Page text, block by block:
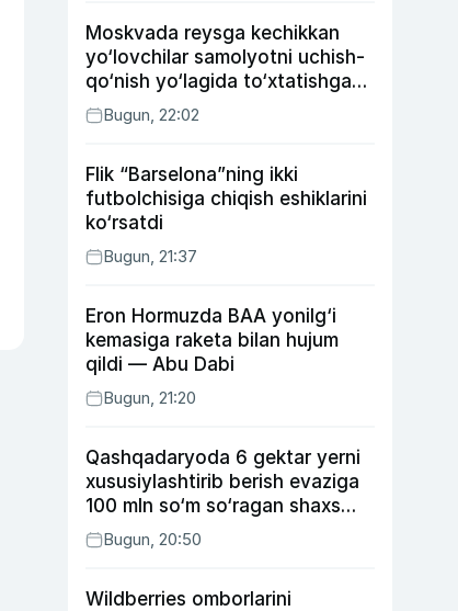
Moskvada reysga kechikkan
yo‘lovchilar samolyotni uchish-
qo‘nish yo‘lagida to‘xtatishga
urindi (video)
Bugun, 22:02
Flik “Barselona”ning ikki
futbolchisiga chiqish eshiklarini
ko‘rsatdi
Bugun, 21:37
Eron Hormuzda BAA yonilg‘i
kemasiga raketa bilan hujum
qildi — Abu Dabi
Bugun, 21:20
Qashqadaryoda 6 gektar yerni
xususiylashtirib berish evaziga
100 mln so‘m so‘ragan shaxs
ushlandi
Bugun, 20:50
Wildberries omborlarini